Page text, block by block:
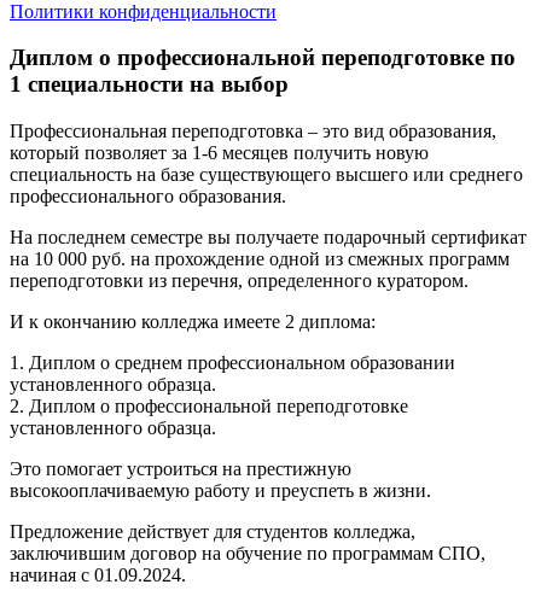
Политики конфиденциальности
Диплом о профессиональной переподготовке по
1 специальности на выбор
Профессиональная переподготовка – это вид образования,
который позволяет за 1-6 месяцев получить новую
специальность на базе существующего высшего или среднего
профессионального образования.
На последнем семестре вы получаете подарочный сертификат
на 10 000 руб. на прохождение одной из смежных программ
переподготовки из перечня, определенного куратором.
И к окончанию колледжа имеете 2 диплома:
1. Диплом о среднем профессиональном образовании
установленного образца.
2. Диплом о профессиональной переподготовке
установленного образца.
Это помогает устроиться на престижную
высокооплачиваемую работу и преуспеть в жизни.
Предложение действует для студентов колледжа,
заключившим договор на обучение по программам СПО,
начиная с 01.09.2024.